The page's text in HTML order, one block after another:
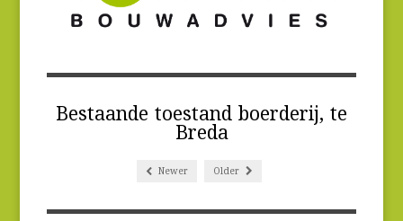
Bestaande toestand boerderij, te
Breda
Newer Older